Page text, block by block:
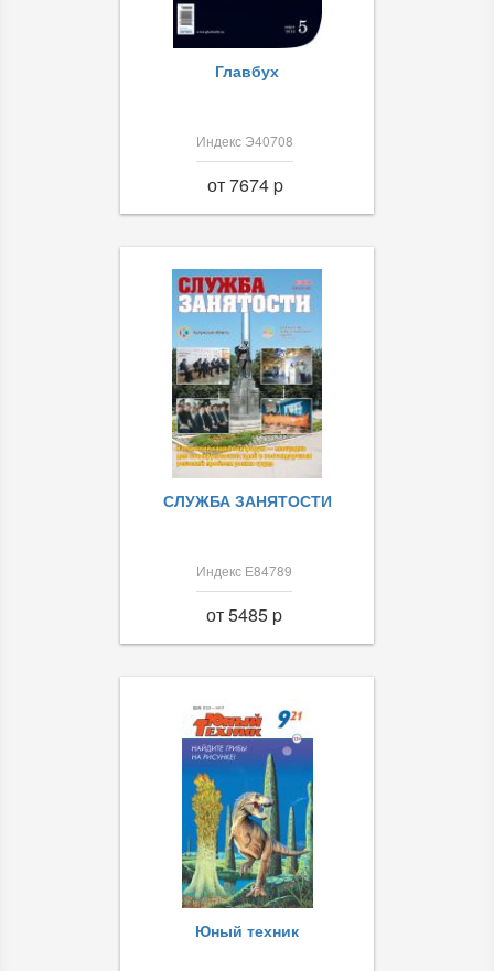
Главбух
Индекс Э40708
от 7674 p
СЛУЖБА ЗАНЯТОСТИ
Индекс Е84789
от 5485 p
Юный техник